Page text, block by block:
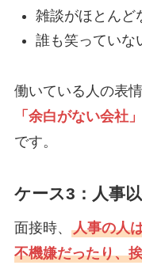
雑談がほとんど
誰も笑っていな
働いている人の表
「余白がない会社
です。
ケース3：人事
面接時、 人事の人
不機嫌だったり、